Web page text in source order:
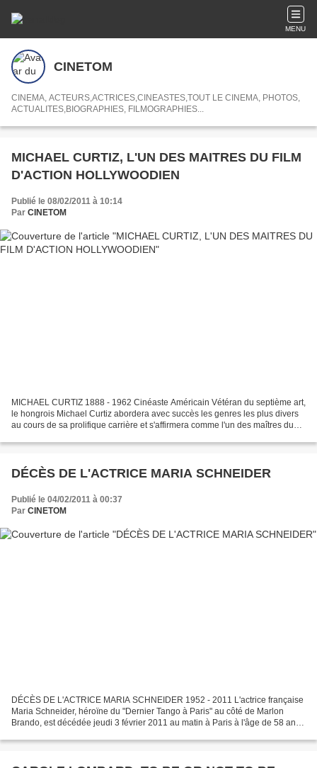
MENU
CINETOM
CINEMA, ACTEURS,ACTRICES,CINEASTES,TOUT LE CINEMA, PHOTOS,
ACTUALITES,BIOGRAPHIES, FILMOGRAPHIES...
MICHAEL CURTIZ, L'UN DES MAITRES DU FILM
D'ACTION HOLLYWOODIEN
Publié le 08/02/2011 à 10:14
Par CINETOM
MICHAEL CURTIZ 1888 - 1962 Cinéaste Américain Vétéran du septième art,
le hongrois Michael Curtiz abordera avec succès les genres les plus divers
au cours de sa prolifique carrière et s'affirmera comme l'un des maîtres du
DÉCÈS DE L'ACTRICE MARIA SCHNEIDER
Publié le 04/02/2011 à 00:37
Par CINETOM
DÉCÈS DE L'ACTRICE MARIA SCHNEIDER 1952 - 2011 L'actrice française
Maria Schneider, héroïne du "Dernier Tango à Paris" au côté de Marlon
Brando, est décédée jeudi 3 février 2011 au matin à Paris à l'âge de 58 ans